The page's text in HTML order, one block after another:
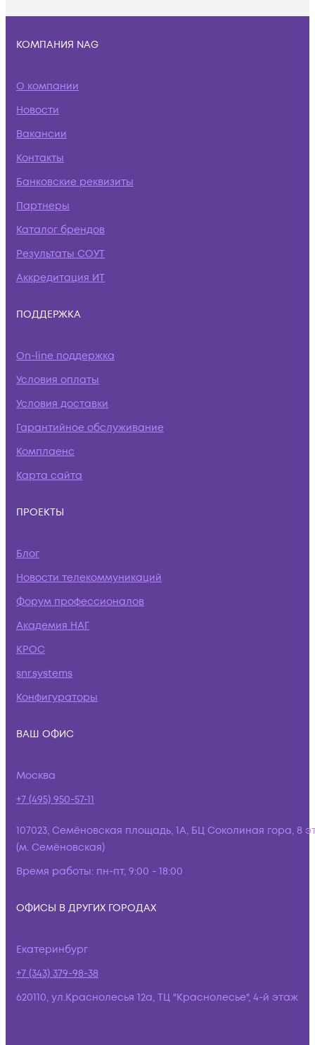
КОМПАНИЯ NAG
О компании
Новости
Вакансии
Контакты
Банковские реквизиты
Партнеры
Каталог брендов
Результаты СОУТ
Аккредитация ИТ
ПОДДЕРЖКА
On-line поддержка
Условия оплаты
Условия доставки
Гарантийное обслуживание
Комплаенс
Карта сайта
ПРОЕКТЫ
Блог
Новости телекоммуникаций
Форум профессионалов
Академия НАГ
КРОС
snr.systems
Конфигураторы
ВАШ ОФИС
Москва
+7 (495) 950-57-11
107023, Семёновская площадь, 1А, БЦ Соколиная гора, 8
(м. Семёновская)
Время работы: пн-пт, 9:00 - 18:00
ОФИСЫ В ДРУГИХ ГОРОДАХ
Екатеринбург
+7 (343) 379-98-38
620110, ул.Краснолесья 12а, ТЦ "Краснолесье", 4-й этаж